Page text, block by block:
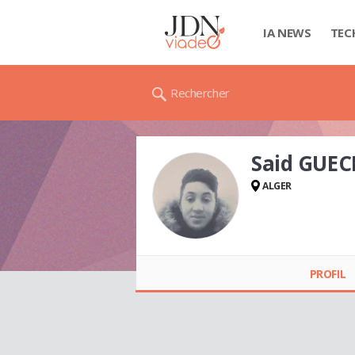
IA NEWS
Rechercher
Said
ALGER
PROFIL